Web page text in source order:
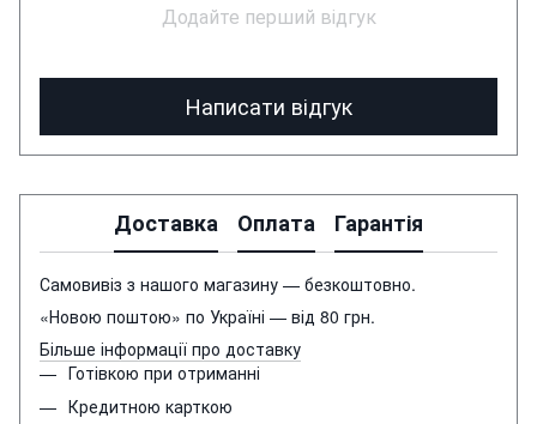
Додайте перший відгук
Написати відгук
Доставка Оплата Гарантія
Самовивіз з нашого магазину — безкоштовно.
«Новою поштою» по Україні — від 80 грн.
Більше інформації про доставку
Готівкою при отриманні
Кредитною карткою